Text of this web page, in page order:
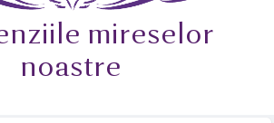
mireselor
noastre